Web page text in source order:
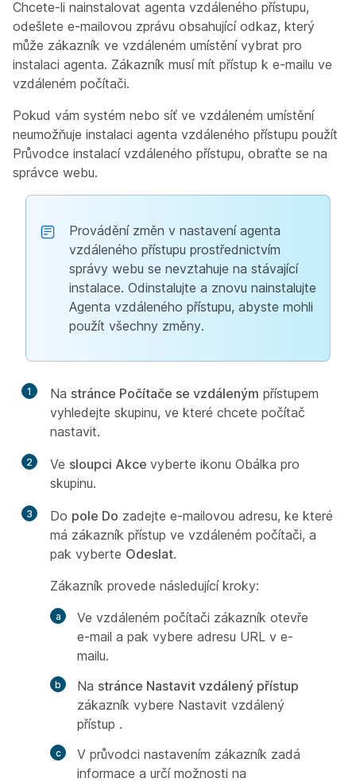
Chcete-li nainstalovat agenta vzdáleného přístupu,
odešlete e-mailovou zprávu obsahující odkaz, který
může zákazník ve vzdáleném umístění vybrat pro
instalaci agenta. Zákazník musí mít přístup k e-mailu ve
vzdáleném počítači.
Pokud vám systém nebo síť ve vzdáleném umístění
neumožňuje instalaci agenta vzdáleného přístupu použít
Průvodce instalací vzdáleného přístupu, obraťte se na
správce webu.
Provádění změn v nastavení agenta
vzdáleného přístupu prostřednictvím
správy webu se nevztahuje na stávající
instalace. Odinstalujte a znovu nainstalujte
Agenta vzdáleného přístupu, abyste mohli
použít všechny změny.
1 Na stránce Počítače se vzdáleným přístupem
vyhledejte skupinu, ve které chcete počítač
nastavit.
2 Ve sloupci Akce vyberte ikonu Obálka pro
skupinu.
3 Do pole Do zadejte e-mailovou adresu, ke které
má zákazník přístup ve vzdáleném počítači, a
pak vyberte Odeslat.
Zákazník provede následující kroky:
Ve vzdáleném počítači zákazník otevře
e-mail a pak vybere adresu URL v e-
mailu.
Na stránce Nastavit vzdálený přístup
zákazník vybere Nastavit vzdálený
přístup .
V průvodci nastavením zákazník zadá
informace a určí možnosti na